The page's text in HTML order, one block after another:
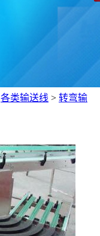
各类输送线 > 转弯输